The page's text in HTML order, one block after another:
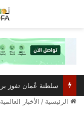
الرئيسية / الأخبار العالمية